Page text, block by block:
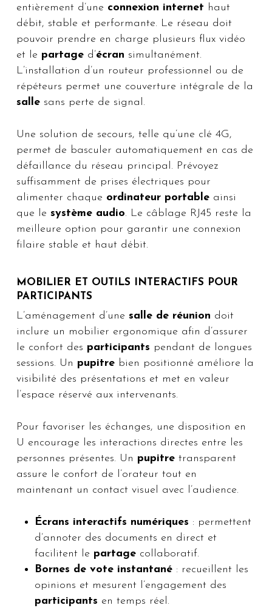
entièrement d’une connexion internet haut
débit, stable et performante. Le réseau doit
pouvoir prendre en charge plusieurs flux vidéo
et le partaged’écran simultanément.
L’installation d’un routeur professionnel ou de
répéteurs permet une couverture intégrale de la
sallesans perte de signal.
Une solution de secours, telle qu’une clé 4G,
permet de basculer automatiquement en cas de
défaillance du réseau principal. Prévoyez
suffisamment de prises électriques pour
alimenter chaque ordinateur portableainsi
que le système audio. Le câblage RJ45 reste la
meilleure option pour garantir une connexion
filaire stable et haut débit.
MOBILIER ET OUTILS INTERACTIFS POUR
PARTICIPANTS
L’aménagement d’une salle de réunion doit
inclure un mobilier ergonomique afin d’assurer
le confort des participants pendant de longues
sessions. Un pupitrebien positionné améliore la
visibilité des présentations et met en valeur
l’espace réservé aux intervenants.
Pour favoriser les échanges, une disposition en
U encourage les interactions directes entre les
personnes présentes. Un pupitretransparent
assure le confort de l’orateur tout en
maintenant un contact visuel avec l’audience.
Écrans interactifs numériques : permettent
d’annoter des documents en direct et
facilitent le partagecollaboratif.
Bornes de vote instantané: recueillent les
opinions et mesurent l’engagement des
participants en temps réel.